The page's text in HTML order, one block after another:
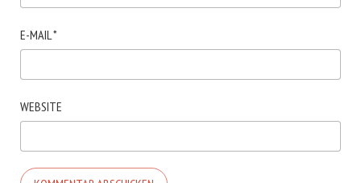
E-MAIL*
WEBSITE